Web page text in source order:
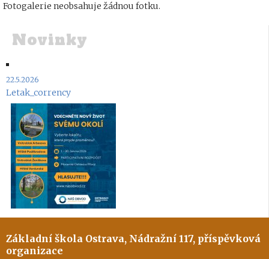
Fotogalerie neobsahuje žádnou fotku.
Novinky
22.5.2026
Letak_corrency
Základní škola Ostrava, Nádražní 117, příspěvková
organizace